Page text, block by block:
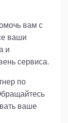
вам с
ваши
и
сервиса.
по
ваше